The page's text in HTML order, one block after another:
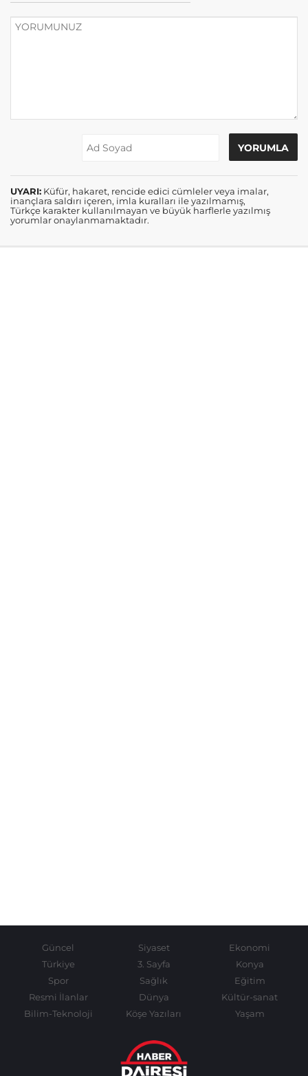
UYARI: Küfür, hakaret, rencide edici cümleler veya imalar,
inançlara saldırı içeren, imla kuralları ile yazılmamış,
Türkçe karakter kullanılmayan ve büyük harflerle yazılmış
yorumlar onaylanmamaktadır.
Güncel Siyaset
Ekonomi
Türkiye
3. Sayfa
Konya
Spor
Sağlık
Eğitim
Resmi İlanlar
Dünya
Kültür-sanat
Bilim-Teknoloji
Köşe Yazıları Yaşam